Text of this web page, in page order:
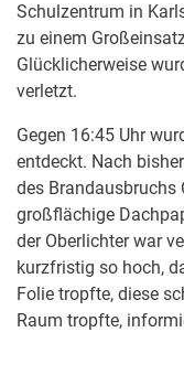
Schulzentrum in
zu einem
Glücklicherweise
verletzt.
Gegen 16:45 Uhr
entdeckt. Nach
des Brandausbruchs
großflächige
der Oberlichter war
kurzfristig so hoch,
Folie tropfte, diese
Raum tropfte,